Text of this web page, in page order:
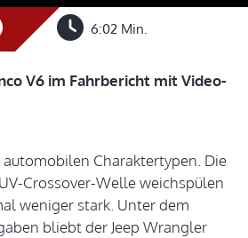
6:02 Min.
V6 im Fahrbericht mit Video-
automobilen Charaktertypen. Die
Crossover-Welle weichspülen
weniger stark. Unter dem
bliebt der Jeep Wrangler